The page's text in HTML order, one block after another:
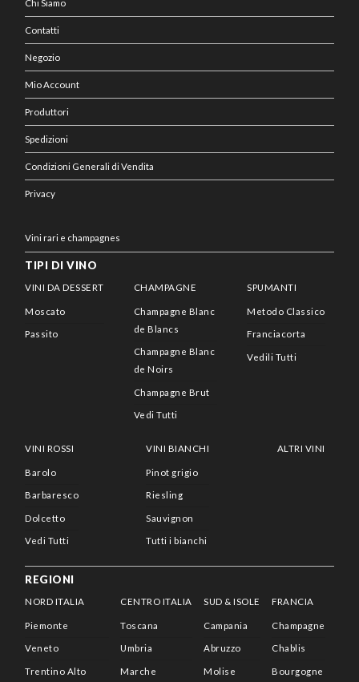
Chi Siamo
Contatti
Negozio
Mio Account
Produttori
Spedizioni
Condizioni Generali di Vendita
Privacy
Vini rari e champagnes
TIPI DI VINO
VINI DA DESSERT
Moscato
Passito
CHAMPAGNE
Champagne Blanc
de Blancs
Champagne Blanc
de Noirs
Champagne Brut
Vedi Tutti
SPUMANTI
Metodo Classico
Franciacorta
Vedili Tutti
VINI ROSSI
Barolo
Barbaresco
Dolcetto
Vedi Tutti
VINI BIANCHI
Pinot grigio
Riesling
Sauvignon
Tutti i bianchi
ALTRI VINI
REGIONI
NORD ITALIA
Piemonte
Veneto
Trentino Alto
CENTRO ITALIA
Toscana
Umbria
Marche
SUD & ISOLE
Campania
Abruzzo
Molise
FRANCIA
Champagne
Chablis
Bourgogne